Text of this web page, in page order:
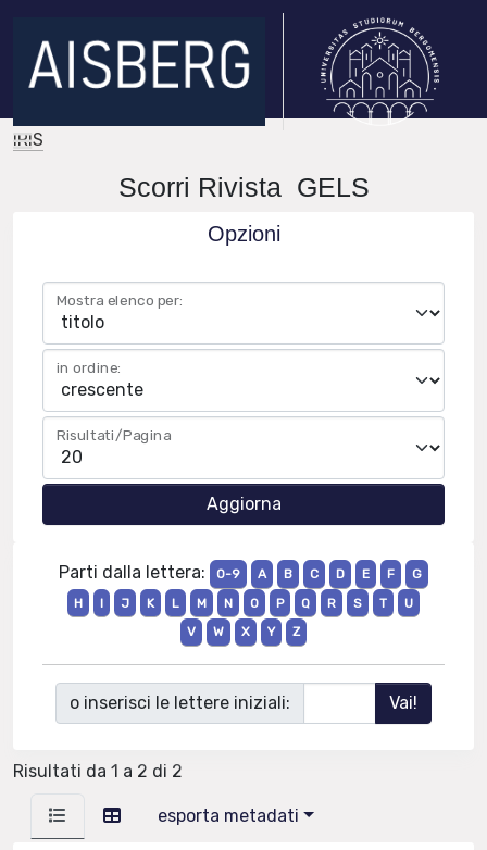
IRIS
Scorri Rivista GELS
Opzioni
Mostra elenco per:
in ordine:
Risultati/Pagina
Parti dalla lettera: 0-9 A B C D E F
G
H
I J K L M N O P Q R S T
U
V
W X Y Z
o inserisci le lettere iniziali:
Risultati da 1 a 2 di 2
esporta metadati